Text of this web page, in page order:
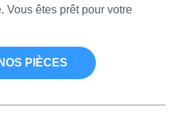
Vous êtes prêt pour votre
PIÈCES